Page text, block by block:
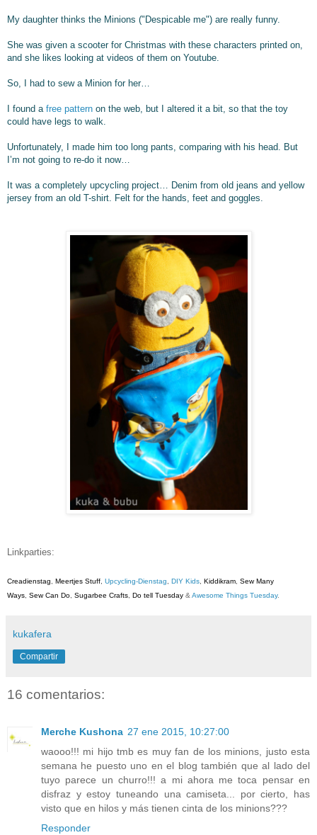
My daughter thinks the Minions ("Despicable me") are really funny.
She was given a scooter for Christmas with these characters printed on,
and she likes looking at videos of them on Youtube.
So, I had to sew a Minion for her…
I found a free pattern on the web, but I altered it a bit, so that the toy
could have legs to walk.
Unfortunately, I made him too long pants, comparing with his head. But
I’m not going to re-do it now…
It was a completely upcycling project… Denim from old jeans and yellow
jersey from an old T-shirt. Felt for the hands, feet and goggles.
Linkparties:
Creadienstag, Meertjes Stuff, Upcycling-Dienstag, DIY Kids, Kiddikram, Sew Many
Ways, Sew Can Do, Sugarbee Crafts, Do tell Tuesday &Awesome Things Tuesday.
kukafera
Compartir
16 comentarios:
Merche Kushona 27 ene 2015, 10:27:00
waooo!!! mi hijo tmb es muy fan de los minions, justo esta
semana he puesto uno en el blog también que al lado del
tuyo parece un churro!!! a mi ahora me toca pensar en
disfraz y estoy tuneando una camiseta... por cierto, has
visto que en hilos y más tienen cinta de los minions???
Responder